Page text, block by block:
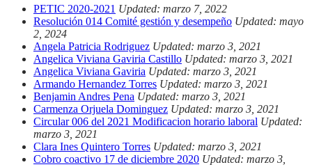
PETIC 2020-2021 Updated: marzo 7, 2022
Resolución 014 Comité gestión y desempeño Updated: mayo
2, 2024
Angela Patricia Rodriguez Updated: marzo 3, 2021
Angelica Viviana Gaviria Castillo Updated: marzo 3, 2021
Angelica Viviana Gaviria Updated: marzo 3, 2021
Armando Hernandez Torres Updated: marzo 3, 2021
Benjamin Andres Pena Updated: marzo 3, 2021
Carmenza Orjuela Dominguez Updated: marzo 3, 2021
Circular 006 del 2021 Modificacion horario laboral Updated:
marzo 3, 2021
Clara Ines Quintero Torres Updated: marzo 3, 2021
Cobro coactivo 17 de diciembre 2020 Updated: marzo 3,